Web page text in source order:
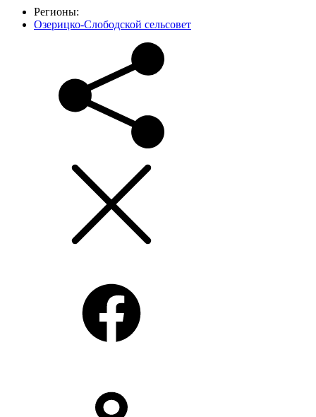
Регионы:
Озерицко-Слободской сельсовет